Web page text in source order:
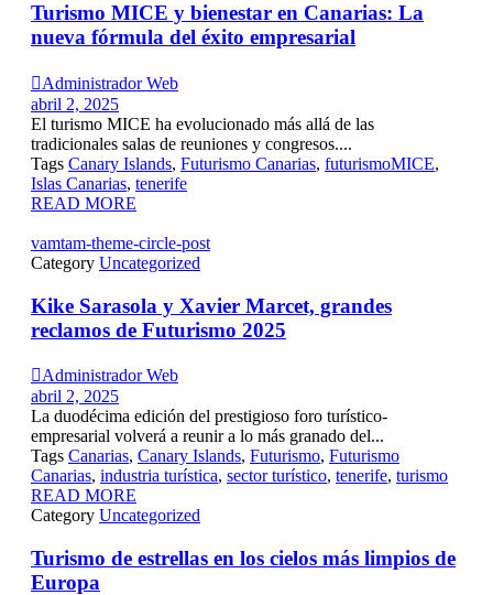
Turismo MICE y bienestar en Canarias: La
nueva fórmula del éxito empresarial
Administrador Web
abril 2, 2025
El turismo MICE ha evolucionado más allá de las
tradicionales salas de reuniones y congresos....
Tags Canary Islands, Futurismo Canarias, futurismoMICE,
Islas Canarias, tenerife
READ MORE
vamtam-theme-circle-post
Category Uncategorized
Kike Sarasola y Xavier Marcet, grandes
reclamos de Futurismo 2025
Administrador Web
abril 2, 2025
La duodécima edición del prestigioso foro turístico-
empresarial volverá a reunir a lo más granado del...
Tags Canarias, Canary Islands, Futurismo, Futurismo
Canarias, industria turística, sector turístico, tenerife, turismo
READ MORE
Category Uncategorized
Turismo de estrellas en los cielos más limpios de
Europa